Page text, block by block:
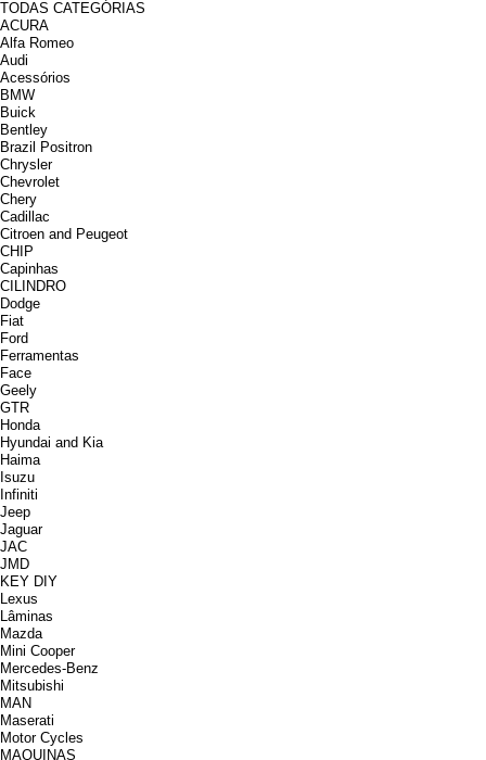
TODAS CATEGÓRIAS
ACURA
Alfa Romeo
Audi
Acessórios
BMW
Buick
Bentley
Brazil Positron
Chrysler
Chevrolet
Chery
Cadillac
Citroen and Peugeot
CHIP
Capinhas
CILINDRO
Dodge
Fiat
Ford
Ferramentas
Face
Geely
GTR
Honda
Hyundai and Kia
Haima
Isuzu
Infiniti
Jeep
Jaguar
JAC
JMD
KEY DIY
Lexus
Lâminas
Mazda
Mini Cooper
Mercedes-Benz
Mitsubishi
MAN
Maserati
Motor Cycles
MAQUINAS